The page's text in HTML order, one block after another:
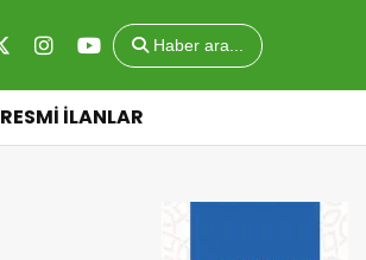
Haber ara...
RESMİ İLANLAR